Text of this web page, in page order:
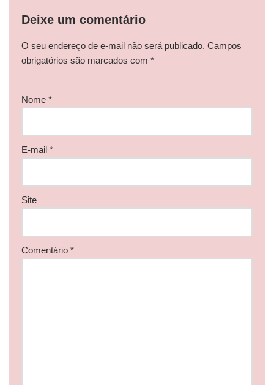
Deixe um comentário
O seu endereço de e-mail não será publicado. Campos
obrigatórios são marcados com *
Nome *
E-mail *
Site
Comentário *